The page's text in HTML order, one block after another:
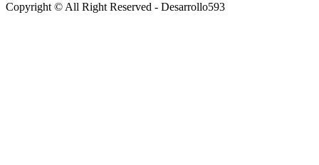
Copyright © All Right Reserved - Desarrollo593